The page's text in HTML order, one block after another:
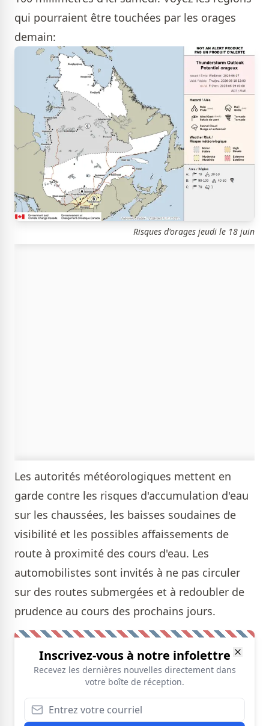
qui pourraient être touchées par les orages
demain:
Risques d'orages jeudi le 18 juin
Les autorités météorologiques mettent en
garde contre les risques d'accumulation d'eau
sur les chaussées, les baisses soudaines de
visibilité et les possibles affaissements de
route à proximité des cours d'eau. Les
automobilistes sont invités à ne pas circuler
sur des routes submergées et à redoubler de
prudence au cours des prochains jours.
Inscrivez-vous à notre infolettre
Recevez les dernières nouvelles directement dans
votre boîte de réception.